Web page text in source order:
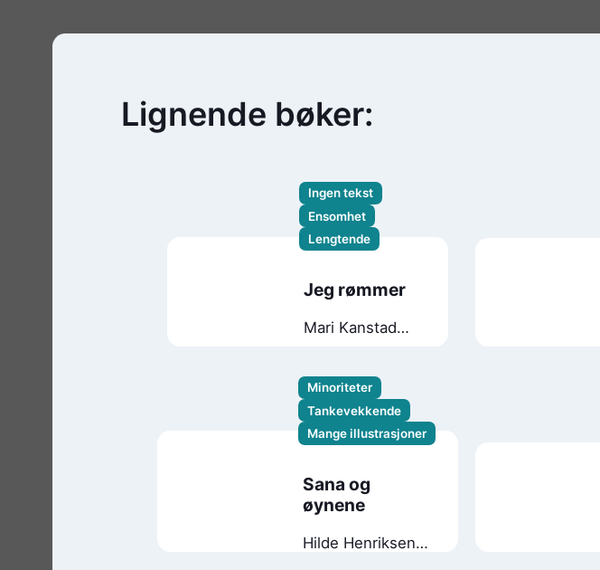
Lignende bøker:
Ingen tekst
Ensomhet
Lengtende
Jeg rømmer
Mari Kanstad
Minoriteter
Tankevekkende
Mange illustrasjoner
Sana og
øynene
Hilde Henriksen